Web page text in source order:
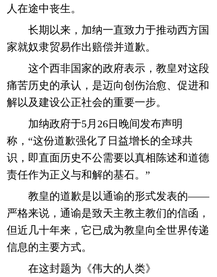
人在途中丧生。
长期以来，加纳一直致力于推动西方国
家就奴隶贸易作出赔偿并道歉。
这个西非国家的政府表示，教皇对这段
痛苦历史的承认，是迈向创伤治愈、促进和
解以及建设公正社会的重要一步。
加纳政府于5月26日晚间发布声明
称，“这份道歉强化了日益增长的全球共
识，即直面历史不公需要以真相陈述和道德
责任作为正义与和解的基石。”
教皇的道歉是以通谕的形式发表的——
严格来说，通谕是致天主教主教们的信函，
但近几十年来，它已成为教皇向全世界传递
信息的主要方式。
在这封题为《伟大的人类》